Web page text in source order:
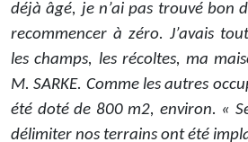
déjà âgé, je n’ai pas trouvé bon
recommencer à zéro. J’avais
les champs, les récoltes, ma
M. SARKE. Comme les autres
été doté de 800 m2, environ. «
délimiter nos terrains ont été